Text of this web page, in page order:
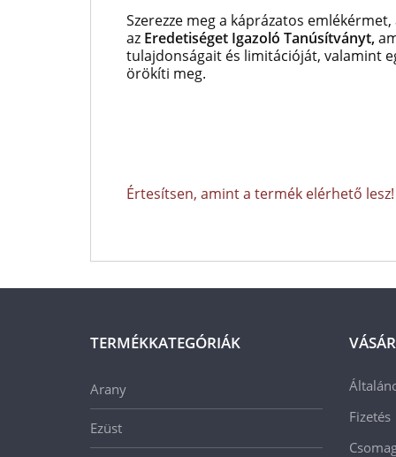
Szerezze meg a káprázatos
az Eredetiséget Igazoló Tanúsítványt,
tulajdonságait és limitációját, valamint
örökíti meg.
Értesítsen, amint a termék elérhető lesz!
TERMÉKKATEGÓRIÁK
Arany
Ezüst
Fizetés